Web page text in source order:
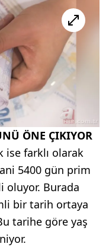
ÖNE ÇIKIYOR
ise farklı olarak
5400 gün prim
oluyor. Burada
bir tarih ortaya
tarihe göre yaş